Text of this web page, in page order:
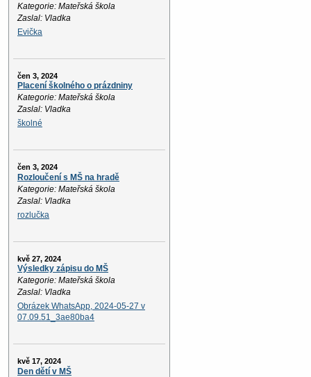
Kategorie: Mateřská škola
Zaslal: Vladka
Evička
čen 3, 2024
Placení školného o prázdniny
Kategorie: Mateřská škola
Zaslal: Vladka
školné
čen 3, 2024
Rozloučení s MŠ na hradě
Kategorie: Mateřská škola
Zaslal: Vladka
rozlučka
kvě 27, 2024
Výsledky zápisu do MŠ
Kategorie: Mateřská škola
Zaslal: Vladka
Obrázek WhatsApp, 2024-05-27 v
07.09.51_3ae80ba4
kvě 17, 2024
Den dětí v MŠ